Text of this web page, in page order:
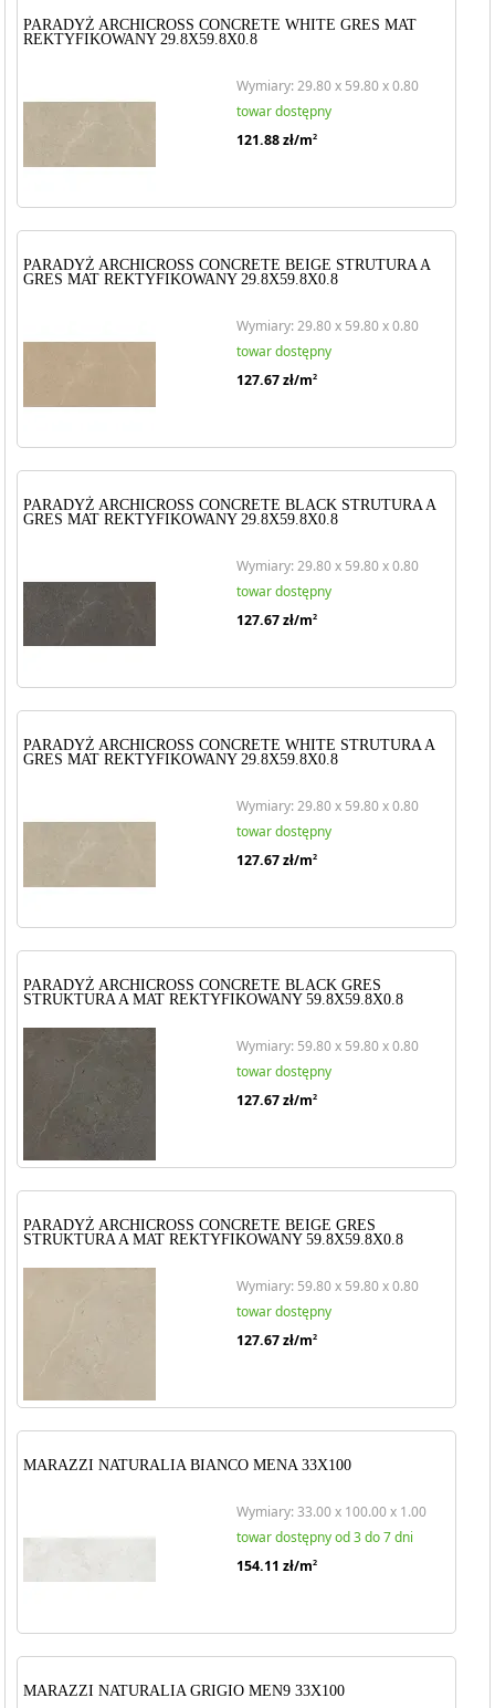
PARADYŻ ARCHICROSS CONCRETE WHITE GRES MAT
REKTYFIKOWANY 29.8X59.8X0.8
Wymiary: 29.80 x 59.80 x 0.80
towar dostępny
121.88zł/m2
PARADYŻ ARCHICROSS CONCRETE BEIGE STRUTURA A
GRES MAT REKTYFIKOWANY 29.8X59.8X0.8
Wymiary: 29.80 x 59.80 x 0.80
towar dostępny
127.67zł/m2
PARADYŻ ARCHICROSS CONCRETE BLACK STRUTURA A
GRES MAT REKTYFIKOWANY 29.8X59.8X0.8
Wymiary: 29.80 x 59.80 x 0.80
towar dostępny
127.67zł/m2
PARADYŻ ARCHICROSS CONCRETE WHITE STRUTURA A
GRES MAT REKTYFIKOWANY 29.8X59.8X0.8
Wymiary: 29.80 x 59.80 x 0.80
towar dostępny
127.67zł/m2
PARADYŻ ARCHICROSS CONCRETE BLACK GRES
STRUKTURA A MAT REKTYFIKOWANY 59.8X59.8X0.8
Wymiary: 59.80 x 59.80 x 0.80
towar dostępny
127.67zł/m2
PARADYŻ ARCHICROSS CONCRETE BEIGE GRES
STRUKTURA A MAT REKTYFIKOWANY 59.8X59.8X0.8
Wymiary: 59.80 x 59.80 x 0.80
towar dostępny
127.67zł/m2
MARAZZI NATURALIA BIANCO MENA 33X100
Wymiary: 33.00 x 100.00 x 1.00
towar dostępny od 3 do 7 dni
154.11 zł/m2
MARAZZI NATURALIA GRIGIO MEN9 33X100